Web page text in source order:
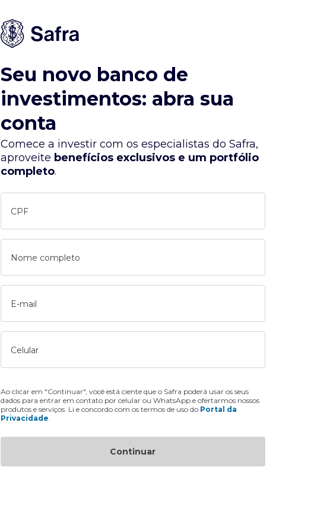
Seu novo banco de
investimentos: abra sua
conta
Comece a investir com os especialistas do Safra,
aproveite benefícios exclusivos e um portfólio
completo.
CPF
Nome completo
E-mail
Celular
Ao clicar em "Continuar", você está ciente que o Safra poderá usar os seus
dados para entrar em contato por celular ou WhatsApp e ofertarmos nossos
produtos e serviços. Li e concordo com os termos de uso do Portal da
Privacidade
Continuar